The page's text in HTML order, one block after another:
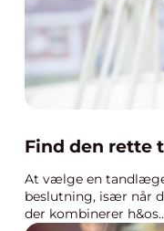
Find den rette
At vælge en
beslutning, især når
der kombinerer